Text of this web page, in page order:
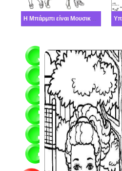
Η Μπάρμπι είναι Μουσικό συγκρότημα